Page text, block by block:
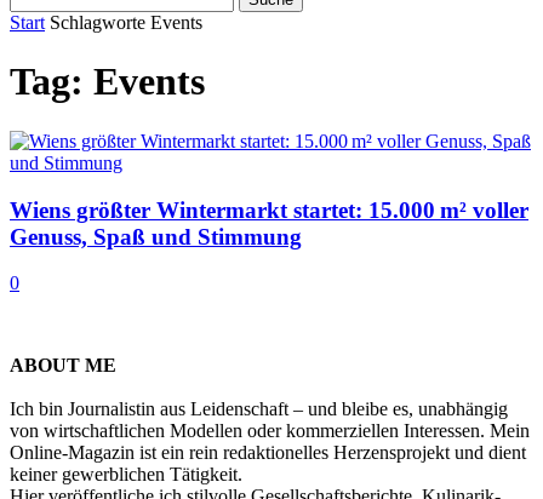
Start Schlagworte Events
Tag: Events
Wiens größter Wintermarkt startet: 15.000 m² voller
Genuss, Spaß und Stimmung
0
ABOUT ME
Ich bin Journalistin aus Leidenschaft – und bleibe es, unabhängig
von wirtschaftlichen Modellen oder kommerziellen Interessen. Mein
Online-Magazin ist ein rein redaktionelles Herzensprojekt und dient
keiner gewerblichen Tätigkeit.